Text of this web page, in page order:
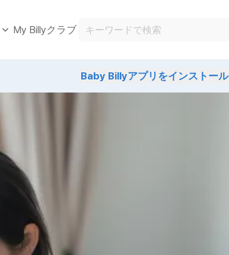
My Billyクラブ
Baby Billyアプリをインストール